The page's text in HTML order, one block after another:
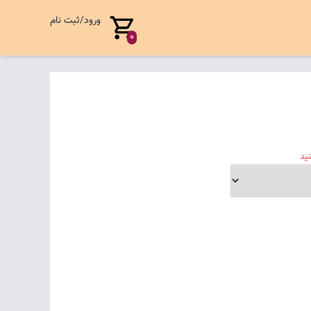
0
ورود/ثبت نام